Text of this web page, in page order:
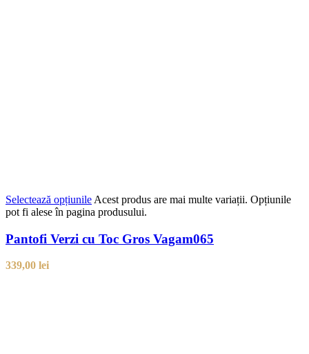
Selectează opțiunile Acest produs are mai multe variații. Opțiunile
pot fi alese în pagina produsului.
Pantofi Verzi cu Toc Gros Vagam065
339,00 lei